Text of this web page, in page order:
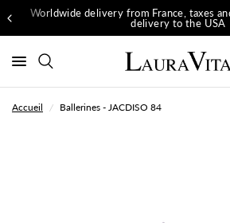
Worldwide delivery from France, taxes
delivery to the USA
Accueil / Ballerines - JACDISO 84